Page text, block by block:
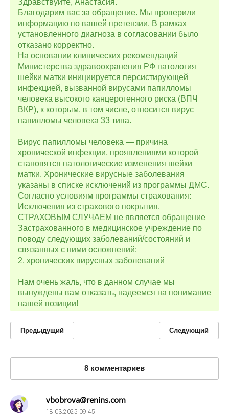
Здравствуйте, Анастасия.
Благодарим вас за обращение. Мы проверили
информацию по вашей претензии. В рамках
установленного диагноза в согласовании было
отказано корректно.
На основании клинических рекомендаций
Министерства здравоохранения РФ патология
шейки матки инициируется персистирующей
инфекцией, вызванной вирусами папилломы
человека высокого канцерогенного риска (ВПЧ
ВКР), к которым, в том числе, относится вирус
папилломы человека 33 типа.
Вирус папилломы человека — причина
хронической инфекции, проявлениями которой
становятся патологические изменения шейки
матки. Хронические вирусные заболевания
указаны в списке исключений из программы ДМС.
Согласно условиям программы страхования:
Исключения из страхового покрытия.
СТРАХОВЫМ СЛУЧАЕМ не является обращение
Застрахованного в медицинское учреждение по
поводу следующих заболеваний/состояний и
связанных с ними осложнений:
2. хронических вирусных заболеваний
Нам очень жаль, что в данном случае мы
вынуждены вам отказать, надеемся на понимание
нашей позиции!
Предыдущий Следующий
8 комментариев
vbobrova@renins.com
18.03.2025 09:45